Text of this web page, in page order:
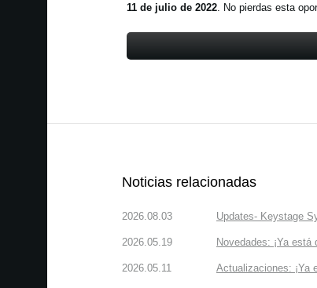
11 de julio de 2022. No pierdas esta
Noticias relacionadas
2026.08.03 Updates- Keystage
2026.05.19 Novedades: ¡Ya
2026.05.11 Actualizaciones: ¡Ya